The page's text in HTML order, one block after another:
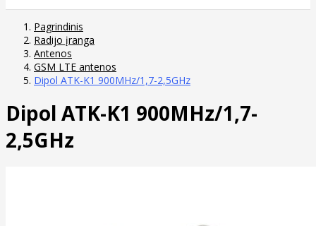
Pagrindinis
Radijo įranga
Antenos
GSM LTE antenos
Dipol ATK-K1 900MHz/1,7-2,5GHz
Dipol ATK-K1 900MHz/1,7-
2,5GHz